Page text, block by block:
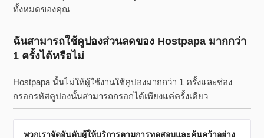
ทั้งหมดของคุณ
ฉันสามารถใช้คูปองส่วนลดของ Hostpapa มากกว่า
1 ครั้งได้หรือไม่
Hostpapa นั้นไม่ให้ผู้ใช้งานใช้คูปองมากกว่า 1 ครั้งและช่อง
กรอกรหัสคูปองนั้นสามารถกรอกได้เพียงแค่ครั้งเดียว
พวกเราจัดอันดับผู้ให้บริการตามการทดสอบและค้นคว้าอย่าง